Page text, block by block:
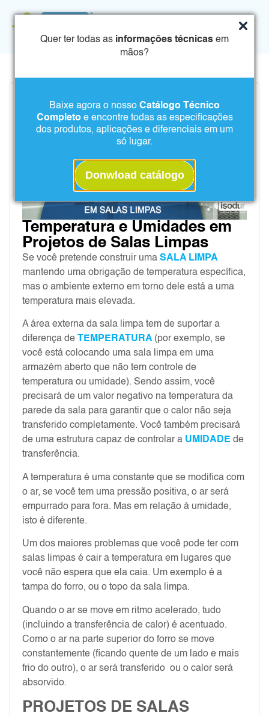
Quer ter todas as informações técnicas em
mãos?
Baixe agora o nosso Catálogo Técnico
Completo e encontre todas as especificações
dos produtos, aplicações e diferenciais em um
só lugar.
Donwload catálogo
Temperatura e Umidades em
Projetos de Salas Limpas
Se você pretende construir uma SALA LIMPA
mantendo uma obrigação de temperatura específica,
mas o ambiente externo em torno dele está a uma
temperatura mais elevada.
A área externa da sala limpa tem de suportar a
diferença de TEMPERATURA (por exemplo, se
você está colocando uma sala limpa em uma
armazém aberto que não tem controle de
temperatura ou umidade). Sendo assim, você
precisará de um valor negativo na temperatura da
parede da sala para garantir que o calor não seja
transferido completamente. Você também precisará
de uma estrutura capaz de controlar a UMIDADE de
transferência.
A temperatura é uma constante que se modifica com
o ar, se você tem uma pressão positiva, o ar será
empurrado para fora. Mas em relação à umidade,
isto é diferente.
Um dos maiores problemas que você pode ter com
salas limpas é cair a temperatura em lugares que
você não espera que ela caia. Um exemplo é a
tampa do forro, ou o topo da sala limpa.
Quando o ar se move em ritmo acelerado, tudo
(incluindo a transferência de calor) é acentuado.
Como o ar na parte superior do forro se move
constantemente (ficando quente de um lado e mais
frio do outro), o ar será transferido ou o calor será
absorvido.
PROJETOS DE SALAS